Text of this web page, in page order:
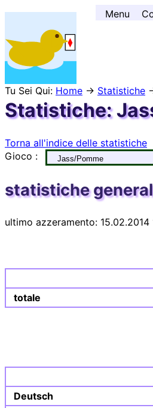
al contenuto ↓ Menu
Tu Sei Qui: Home → Statistiche
Statistiche:
Torna all'indice delle statistiche
Gioco :
statistiche
ultimo azzeramento: 15.02.2014
totale
Deutsch